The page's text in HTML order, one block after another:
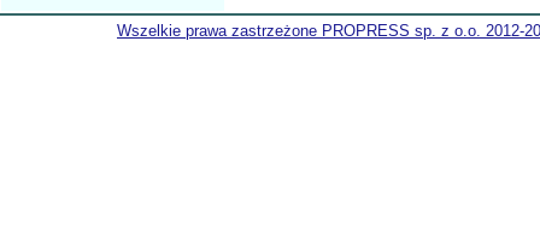
Wszelkie prawa zastrzeżone PROPRESS sp. z o.o. 2012-